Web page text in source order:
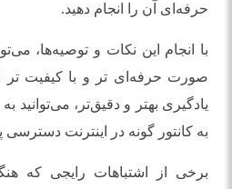
حرفه‌ای آن را انجام دهید.
با انجام این نکات و توصیه‌ها،
صورت حرفه‌ای تر و با کیفیت تر
یادگیری بهتر و دقیق‌تر، می‌توانید
به کانتور گونه در اینترنت دسترسی
برخی از اشتباهات رایجی که